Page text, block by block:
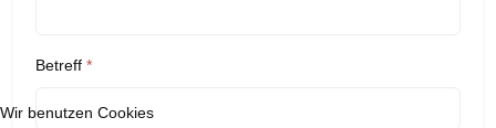
Betreff *
Wir benutzen Cookies